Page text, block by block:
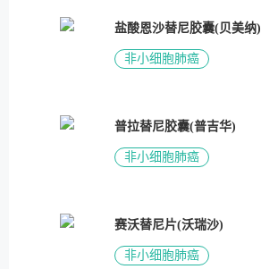
盐酸恩沙替尼胶囊(贝美纳)
非小细胞肺癌
普拉替尼胶囊(普吉华)
非小细胞肺癌
赛沃替尼片(沃瑞沙)
非小细胞肺癌